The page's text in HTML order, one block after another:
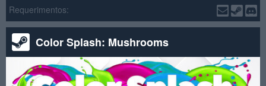
Requerimentos:
Color Splash: Mushrooms